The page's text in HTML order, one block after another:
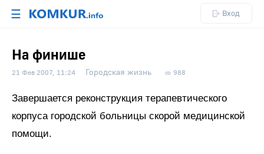
☰ Вход
На финише
21 Фев 2007, 11:24 Городская жизнь 988
Завершается реконструкция терапевтического
корпуса городской больницы скорой медицинской
помощи.